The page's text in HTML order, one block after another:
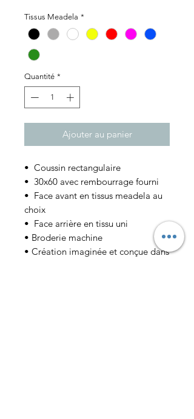
Tissus Meadela *
Quantité *
Ajouter au panier
• Coussin rectangulaire
• 30x60 avec rembourrage fourni
• Face avant en tissus meadela au
choix
• Face arrière en tissu uni
• Broderie machine
• Création imaginée et conçue dans